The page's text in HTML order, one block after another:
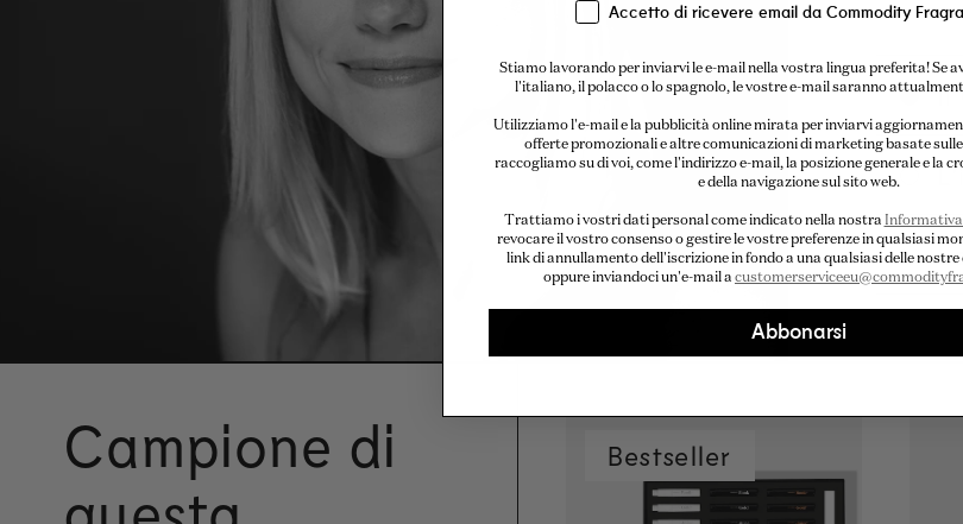
Il
Campione di
Bestseller
Accetto di ricevere email da Commodity
Stiamo lavorando per inviarvi le e-mail nella vostra lingua preferita! Se
l'italiano, il polacco o lo spagnolo, le vostre e-mail saranno
Utilizziamo l'e-mail e la pubblicità online mirata per inviarvi
offerte promozionali e altre comunicazioni di marketing basate
raccogliamo su di voi, come l'indirizzo e-mail, la posizione generale e la
e della navigazione sul sito web.
Trattiamo i vostri dati personal come indicato nella nostra Informativa
revocare il vostro consenso o gestire le vostre preferenze in qualsiasi
link di annullamento dell'iscrizione in fondo a una qualsiasi delle
oppure inviandoci un'e-mail a
Abbonarsi